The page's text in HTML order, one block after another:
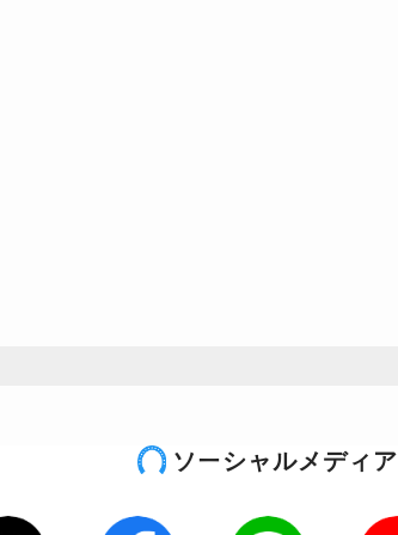
ソーシャルメディア